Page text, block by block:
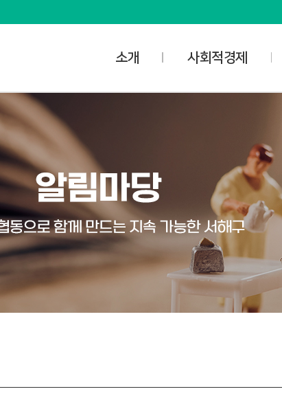
소개 사회적경제
공간소개
대관신청
대관예약확인
- 사회적기업
- 마을기업
- 협동조합
- 자활기업
사회적경제협의회
사회적경제조직 현황